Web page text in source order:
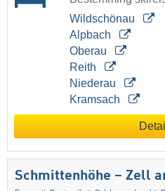
Wildschönau
Alpbach
Oberau
Reith
Niederau
Kramsach
Schmittenhöhe – Zell